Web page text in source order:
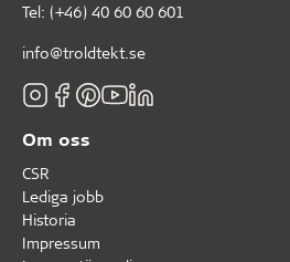
Tel: (+46) 40 60 60 601
info@troldtekt.se
Om oss
CSR
Lediga jobb
Historia
Impressum